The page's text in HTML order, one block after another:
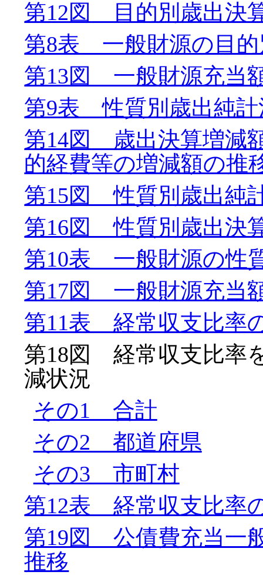
第12図 目的別歳出決
第8表 一般財源の目的
第13図 一般財源充当
第9表 性質別歳出純計
第14図 歳出決算増減
的経費等の増減額の推
第15図 性質別歳出純
第16図 性質別歳出決
第10表 一般財源の性
第17図 一般財源充当
第11表 経常収支比率
第18図 経常収支比率
減状況
その1 合計
その2 都道府県
その3 市町村
第12表 経常収支比率
第19図 公債費充当一
推移